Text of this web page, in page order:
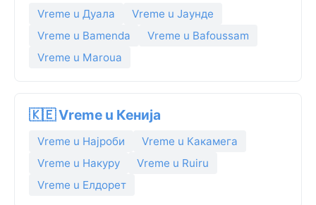
Vreme u Дуала
Vreme u Јаунде
Vreme u Bamenda
Vreme u Bafoussam
Vreme u Maroua
🇰🇪 Vreme u Кенија
Vreme u Најроби
Vreme u Какамега
Vreme u Накуру
Vreme u Ruiru
Vreme u Елдорет